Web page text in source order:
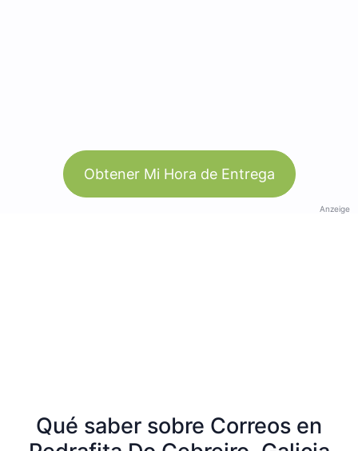
Obtener Mi Hora de Entrega
Anzeige
Qué saber sobre Correos en